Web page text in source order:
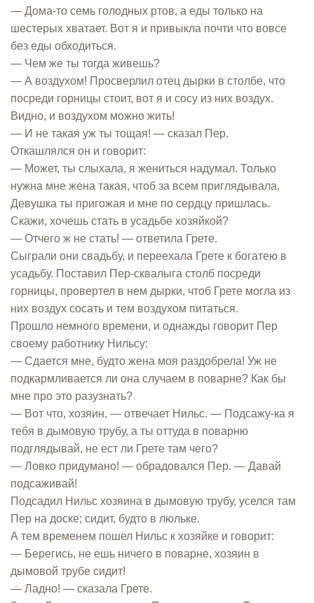
— Дома-то семь голодных ртов, а еды только на
шестерых хватает. Вот я и привыкла почти что вовсе
без еды обходиться.
— Чем же ты тогда живешь?
— А воздухом! Просверлил отец дырки в столбе, что
посреди горницы стоит, вот я и сосу из них воздух.
Видно, и воздухом можно жить!
— И не такая уж ты тощая! — сказал Пер.
Откашлялся он и говорит:
— Может, ты слыхала, я жениться надумал. Только
нужна мне жена такая, чтоб за всем приглядывала.
Девушка ты пригожая и мне по сердцу пришлась.
Скажи, хочешь стать в усадьбе хозяйкой?
— Отчего ж не стать! — ответила Грете.
Сыграли они свадьбу, и переехала Грете к богатею в
усадьбу. Поставил Пер-сквалыга столб посреди
горницы, провертел в нем дырки, чтоб Грете могла из
них воздух сосать и тем воздухом питаться.
Прошло немного времени, и однажды говорит Пер
своему работнику Нильсу:
— Сдается мне, будто жена моя раздобрела! Уж не
подкармливается ли она случаем в поварне? Как бы
мне про это разузнать?
— Вот что, хозяин, — отвечает Нильс. — Подсажу-ка я
тебя в дымовую трубу, а ты оттуда в поварню
подглядывай, не ест ли Грете там чего?
— Ловко придумано! — обрадовался Пер. — Давай
подсаживай!
Подсадил Нильс хозяина в дымовую трубу, уселся там
Пер на доске; сидит, будто в люльке.
А тем временем пошел Нильс к хозяйке и говорит:
— Берегись, не ешь ничего в поварне, хозяин в
дымовой трубе сидит!
— Ладно! — сказала Грете.